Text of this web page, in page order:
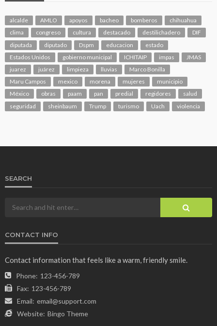
alcalde AMLO apoyos bacheo bomberos
chihuahua
clima
congreso cultura destacado destilichadero
DIF
diputada
diputado Dspm educacion
estado
Estados Unidos
gobierno municipal ICHITAIP impas
JMAS
juarez
juárez limpieza lluvias
Marco Bonilla
Maru Campos
mexico morena mujeres
municipio
México
obras paam pan predial regidores
salud
seguridad
sheinbaum Trump turismo Uach violencia
SEARCH
CONTACT INFO
Contact information that feels like a warm, friendly smile.
Phone: 123-456-789
Fax: 123-456-789
Email: email@support.com
Website: Bingo Theme